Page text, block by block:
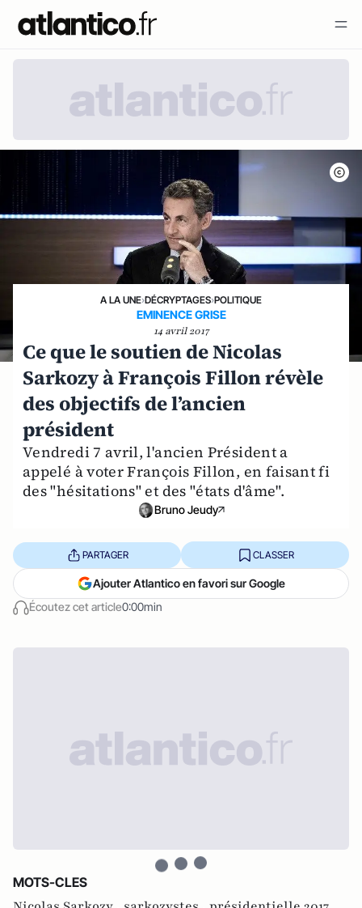
A LA UNE›DÉCRYPTAGES›POLITIQUE
EMINENCE GRISE
14 avril 2017
Ce que le soutien de Nicolas
Sarkozy à François Fillon révèle
des objectifs de l’ancien
président
Vendredi 7 avril, l'ancien Président a
appelé à voter François Fillon, en faisant fi
des "hésitations" et des "états d'âme".
Bruno Jeudy
Écoutez cet article0:00min
PARTAGER CLASSER
Ajouter Atlantico en favori sur Google
MOTS-CLES